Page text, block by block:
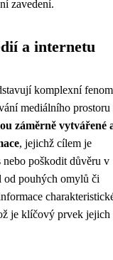
zavedení.
a internetu
komplexní
mediálního prostoru
záměrně vytvářené
, jejichž cílem je
poškodit důvěru v
od pouhých omylů či
je klíčový prvek jejich